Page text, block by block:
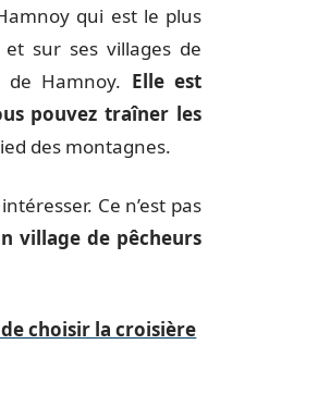
qui est le plus
sur ses villages de
Hamnoy. Elle est
pouvez traîner les
des montagnes.
Ce n’est pas
village de pêcheurs
choisir la croisière